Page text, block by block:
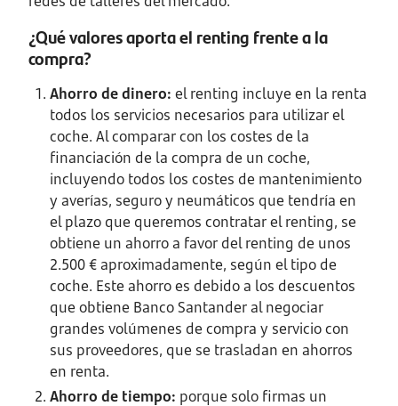
¿Qué valores aporta el renting frente a la
compra?
Ahorro de dinero: el renting incluye en la renta
todos los servicios necesarios para utilizar el
coche. Al comparar con los costes de la
financiación de la compra de un coche,
incluyendo todos los costes de mantenimiento
y averías, seguro y neumáticos que tendría en
el plazo que queremos contratar el renting, se
obtiene un ahorro a favor del renting de unos
2.500 € aproximadamente, según el tipo de
coche. Este ahorro es debido a los descuentos
que obtiene Banco Santander al negociar
grandes volúmenes de compra y servicio con
sus proveedores, que se trasladan en ahorros
en renta.
Ahorro de tiempo: porque solo firmas un